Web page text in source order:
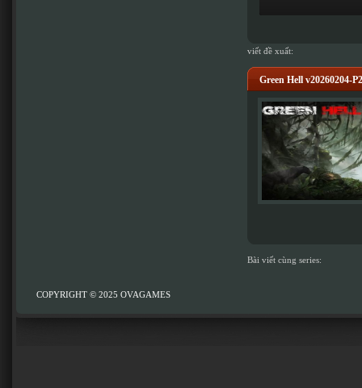
viết đề xuất:
Green Hell v20260204-
Bài viết cùng series:
COPYRIGHT © 2025 OVAGAMES